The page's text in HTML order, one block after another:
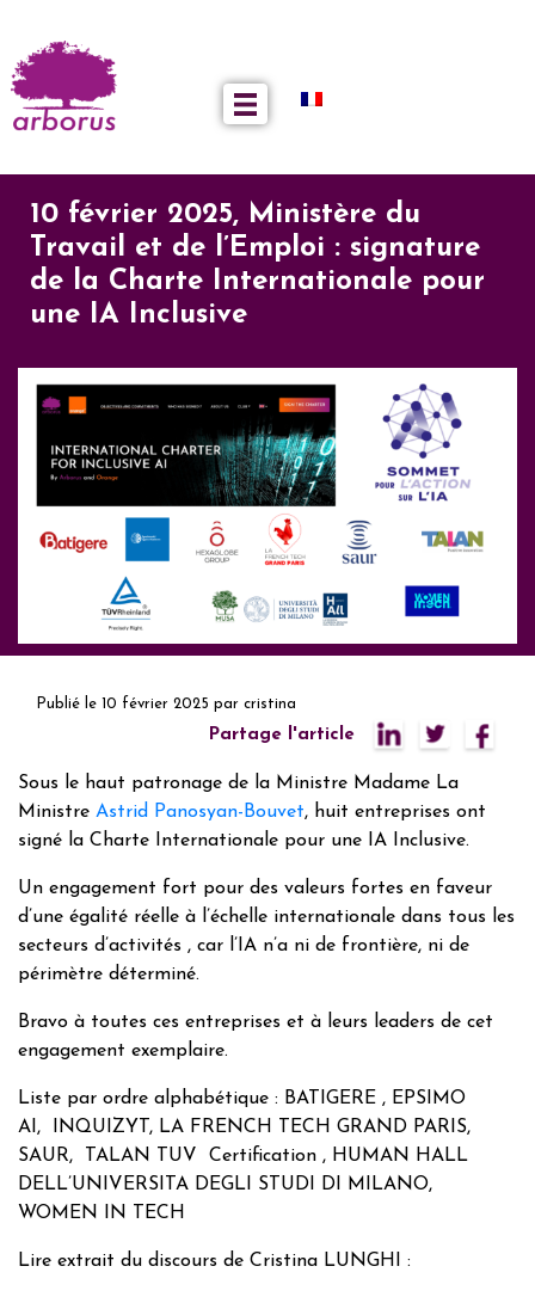
10 février 2025, Ministère du
Travail et de l’Emploi : signature
de la Charte Internationale pour
une IA Inclusive
Publié le 10 février 2025 par cristina
Partage l'article
Sous le haut patronage de la Ministre Madame La
Ministre Astrid Panosyan-Bouvet, huit entreprises ont
signé la Charte Internationale pour une IA Inclusive.
Un engagement fort pour des valeurs fortes en faveur
d’une égalité réelle à l’échelle internationale dans tous les
secteurs d’activités , car l’IA n’a ni de frontière, ni de
périmètre déterminé.
Bravo à toutes ces entreprises et à leurs leaders de cet
engagement exemplaire.
Liste par ordre alphabétique : BATIGERE , EPSIMO
AI, INQUIZYT, LA FRENCH TECH GRAND PARIS,
SAUR, TALAN TUV Certification , HUMAN HALL
DELL’UNIVERSITA DEGLI STUDI DI MILANO,
WOMEN IN TECH
Lire extrait du discours de Cristina LUNGHI :